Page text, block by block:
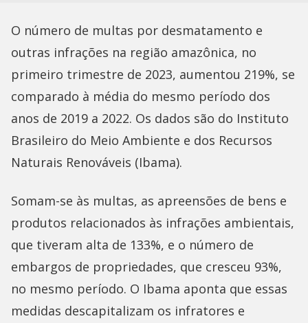
O número de multas por desmatamento e
outras infrações na região amazônica, no
primeiro trimestre de 2023, aumentou 219%, se
comparado à média do mesmo período dos
anos de 2019 a 2022. Os dados são do Instituto
Brasileiro do Meio Ambiente e dos Recursos
Naturais Renováveis (Ibama).
Somam-se às multas, as apreensões de bens e
produtos relacionados às infrações ambientais,
que tiveram alta de 133%, e o número de
embargos de propriedades, que cresceu 93%,
no mesmo período. O Ibama aponta que essas
medidas descapitalizam os infratores e